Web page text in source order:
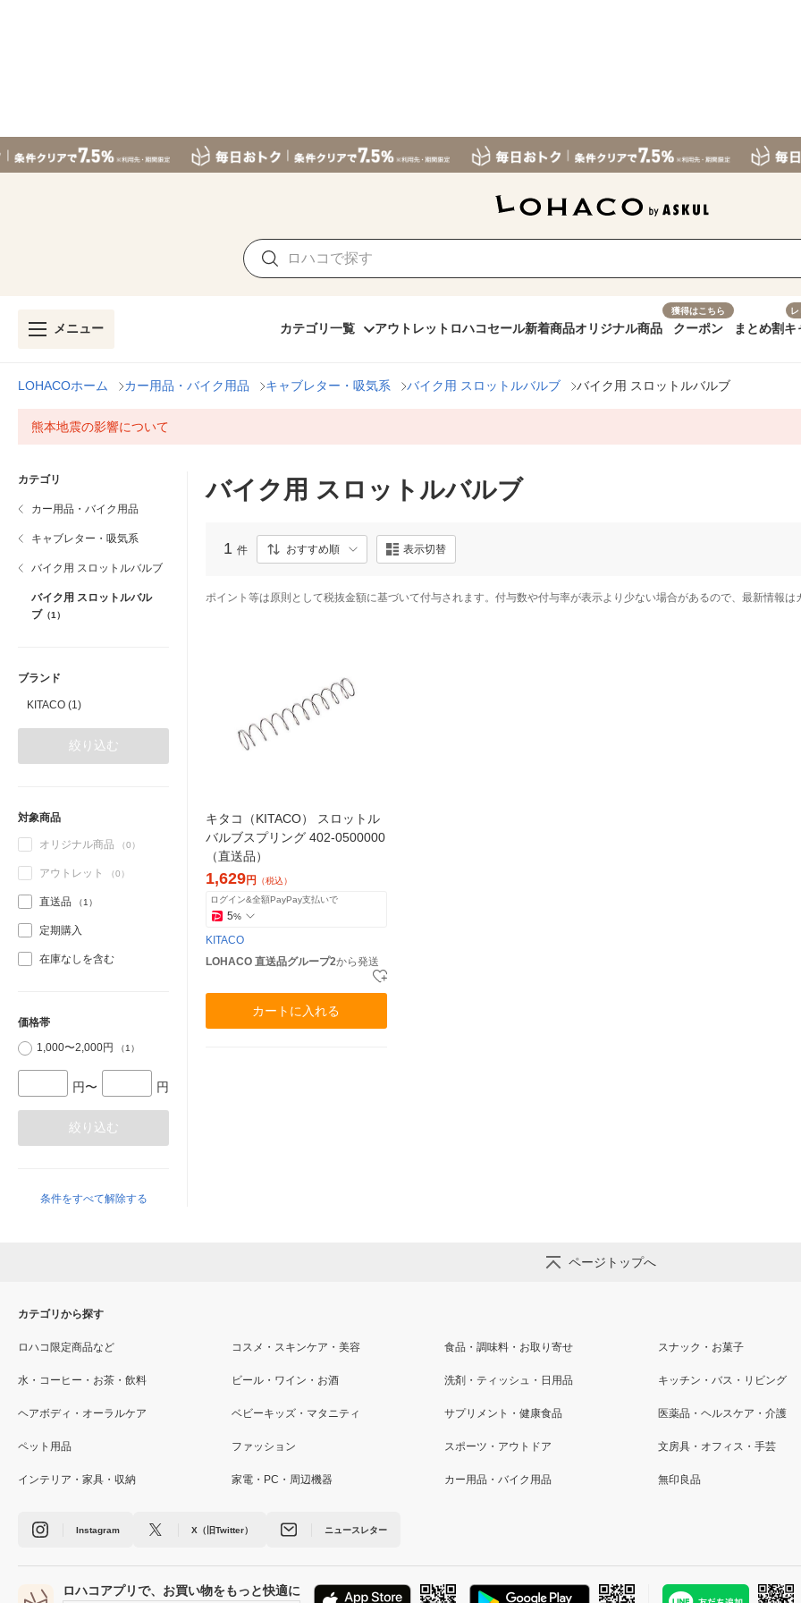
メニュー カテゴリ一覧 アウトレット ロハコセール新着商品オリジナル商品
獲得はこちら
クーポン まとめ割キ
LOHACOホーム カー用品・バイク用品 キャブレター・吸気系 バイク用 スロットルバルブ バイク用 スロットルバルブ
熊本地震の影響について
カテゴリ
カー用品・バイク用品
キャブレター・吸気系
バイク用 スロットルバルブ
バイク用 スロットルバル
ブ （1）
ブランド
KITACO (1)
絞り込む
対象商品
オリジナル商品 （0）
アウトレット （0）
直送品 （1）
定期購入
在庫なしを含む
価格帯
1,000〜2,000円
（1）
円〜 円
絞り込む
条件をすべて解除する
バイク用 スロットルバルブ
1 件 おすすめ順 表示切替
ポイント等は原則として税抜金額に基づいて付与されます。付与数や付与率が表示より少ない場合があるので、最新情報は
キタコ（KITACO） スロットル
バルブスプリング 402-0500000
（直送品）
1,629円 （税込）
ログイン&全額PayPay支払いで
5%
KITACO
LOHACO 直送品グループ2から発送
カートに入れる
ページトップへ
カテゴリから探す
ロハコ限定商品など コスメ・スキンケア・美容 食品・調味料・お取り寄せ スナック・お菓子
水・コーヒー・お茶・飲料 ビール・ワイン・お酒 洗剤・ティッシュ・日用品 キッチン・バス・リビング
ヘアボディ・オーラルケア ベビーキッズ・マタニティ サプリメント・健康食品 医薬品・ヘルスケア・介護
ペット用品 ファッション スポーツ・アウトドア 文房具・オフィス・手芸
インテリア・家具・収納 家電・PC・周辺機器 カー用品・バイク用品 無印良品
Instagram X（旧Twitter） ニュースレター
ロハコアプリで、お買い物をもっと快適に